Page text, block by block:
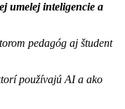
umelej inteligencie a
pedagóg aj študent
používajú AI a ako